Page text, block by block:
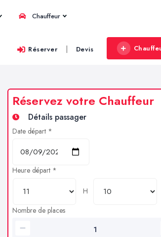
Chauffeur
Réserver | Devis
Réservez votre Chauffeur
Détails passager
Date départ *
Heure départ *
H
Nombre de places